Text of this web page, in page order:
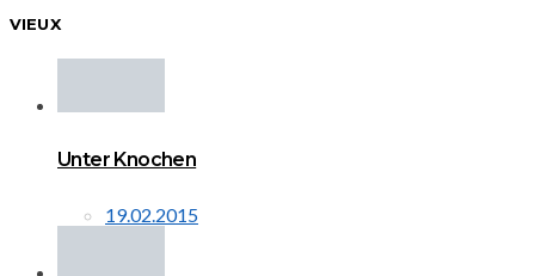
VIEUX
Unter Knochen
19.02.2015